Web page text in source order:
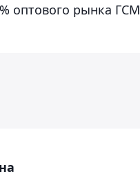
оптового рынка ГСМ